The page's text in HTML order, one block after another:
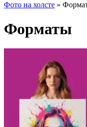
Фото на холсте »
Форматы